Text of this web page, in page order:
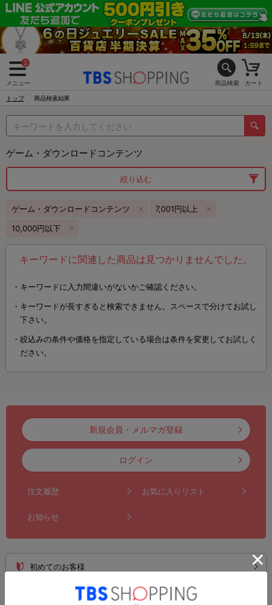
2
メニュー 商品検索 カート
トップ 商品検索結果
ゲーム・ダウンロードコンテンツ
絞り込む
ゲーム・ダウンロードコンテンツ
7,001円以上
10,000円以下
キーワードに関連した商品は見つかりませんでした。
キーワードに入力間違いがないかご確認ください。
キーワードが長すぎると検索できません。スペースで分けてお試し
下さい。
絞込みの条件や価格を指定している場合は条件を変更してお試しく
ださい。
新規会員・メルマガ登録
ログイン
注文履歴 お気に入りリスト
お知らせ
初めてのお客様